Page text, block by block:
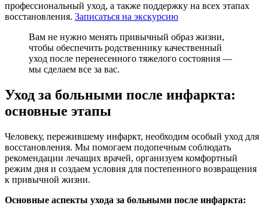
профессиональный уход, а также поддержку на всех этапах
восстановления. Записаться на экскурсию
Вам не нужно менять привычный образ жизни,
чтобы обеспечить родственнику качественный
уход после перенесенного тяжелого состояния —
мы сделаем все за вас.
Уход за больными после инфаркта:
основные этапы
Человеку, пережившему инфаркт, необходим особый уход для
восстановления. Мы помогаем подопечным соблюдать
рекомендации лечащих врачей, организуем комфортный
режим дня и создаем условия для постепенного возвращения
к привычной жизни.
Основные аспекты ухода за больными после инфаркта: